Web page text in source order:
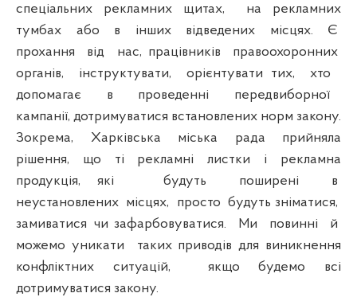
спеціальних рекламних щитах, на рекламних
тумбах або в інших відведених місцях. Є
прохання від нас, працівників правоохоронних
органів, інструктувати, орієнтувати тих, хто
допомагає в проведенні передвиборної
кампанії, дотримуватися встановлених норм закону.
Зокрема, Харківська міська рада прийняла
рішення, що ті рекламні листки і рекламна
продукція, які будуть поширені в
неустановлених місцях, просто будуть зніматися,
замиватися чи зафарбовуватися. Ми повинні й
можемо уникати таких приводів для виникнення
конфліктних ситуацій, якщо будемо всі
дотримуватися закону.